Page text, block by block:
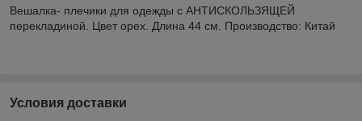
Вешалка- плечики для одежды с АНТИСКОЛЬЗЯЩЕЙ
перекладиной. Цвет орех. Длина 44 см. Производство: Китай
Условия доставки